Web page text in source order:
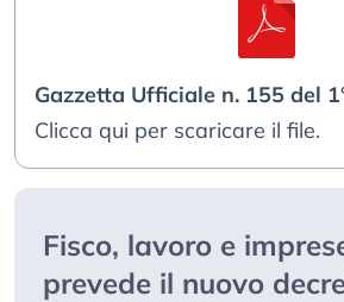
Gazzetta Ufficiale n. 155 del
Clicca qui per scaricare il file.
Fisco, lavoro e
prevede il nuovo